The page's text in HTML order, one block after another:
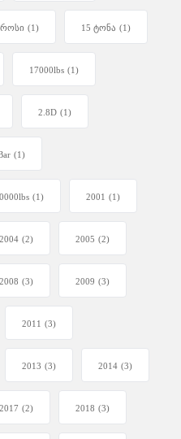
(1) 15 ტონა (1)
17000lbs (1)
2.8D (1)
(1)
(1) 2001 (1)
2004 (2) 2005 (2)
2008 (3) 2009 (3)
2011 (3)
2013 (3) 2014 (3)
2017 (2) 2018 (3)